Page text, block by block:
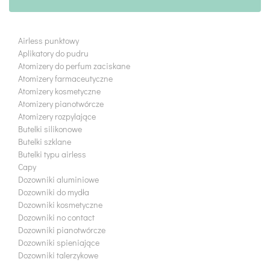
Airless punktowy
Aplikatory do pudru
Atomizery do perfum zaciskane
Atomizery farmaceutyczne
Atomizery kosmetyczne
Atomizery pianotwórcze
Atomizery rozpylające
Butelki silikonowe
Butelki szklane
Butelki typu airless
Capy
Dozowniki aluminiowe
Dozowniki do mydła
Dozowniki kosmetyczne
Dozowniki no contact
Dozowniki pianotwórcze
Dozowniki spieniające
Dozowniki talerzykowe